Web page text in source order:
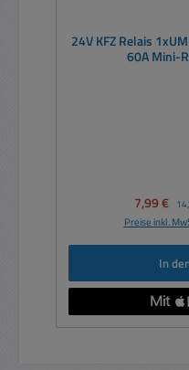
24V KFZ Relais
60A Mini-
7,99 €
Preise inkl.
In